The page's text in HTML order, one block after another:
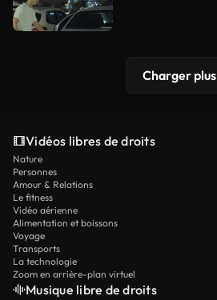
Charger plus
Vidéos libres de droits
Nature
Personnes
Amour & Relations
Le fitness
Vidéo aérienne
Alimentation et boissons
Voyage
Transports
La technologie
Zoom en arrière-plan virtuel
Musique libre de droits